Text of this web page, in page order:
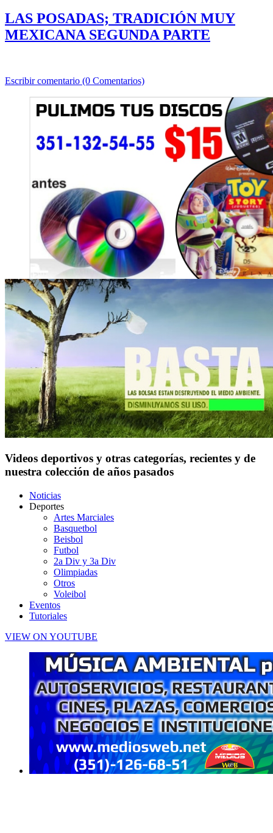
LAS POSADAS; TRADICIÓN MUY
MEXICANA SEGUNDA PARTE
Escribir comentario (0 Comentarios)
Videos deportivos y otras categorías, recientes y de
nuestra colección de años pasados
Noticias
Deportes
Artes Marciales
Basquetbol
Beisbol
Futbol
2a Div y 3a Div
Olimpiadas
Otros
Voleibol
Eventos
Tutoriales
VIEW ON YOUTUBE